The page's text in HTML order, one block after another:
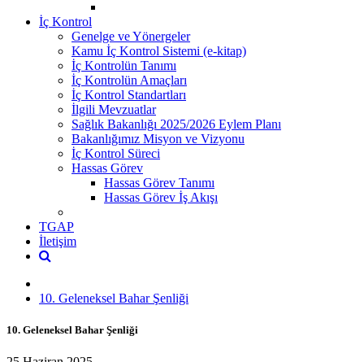
İç Kontrol
Genelge ve Yönergeler
Kamu İç Kontrol Sistemi (e-kitap)
İç Kontrolün Tanımı
İç Kontrolün Amaçları
İç Kontrol Standartları
İlgili Mevzuatlar
Sağlık Bakanlığı 2025/2026 Eylem Planı
Bakanlığımız Misyon ve Vizyonu
İç Kontrol Süreci
Hassas Görev
Hassas Görev Tanımı
Hassas Görev İş Akışı
TGAP
İletişim
10. Geleneksel Bahar Şenliği
10. Geleneksel Bahar Şenliği